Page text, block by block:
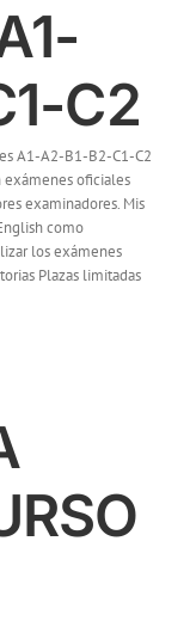
C2
A1-A2-B1-B2-C1-C2
exámenes oficiales
examinadores. Mis
como
los exámenes
Plazas limitadas